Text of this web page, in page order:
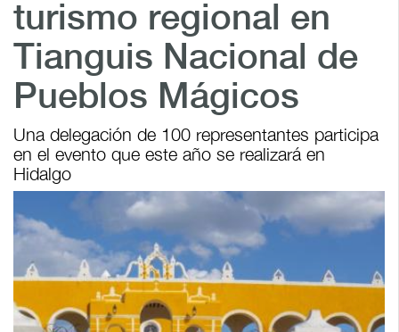
turismo regional en
Tianguis Nacional de
Pueblos Mágicos
Una delegación de 100 representantes participa
en el evento que este año se realizará en
Hidalgo